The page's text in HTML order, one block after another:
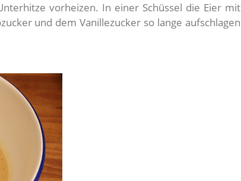
vorheizen. In einer Schüssel die Eier mit
und dem Vanillezucker so lange aufschlagen